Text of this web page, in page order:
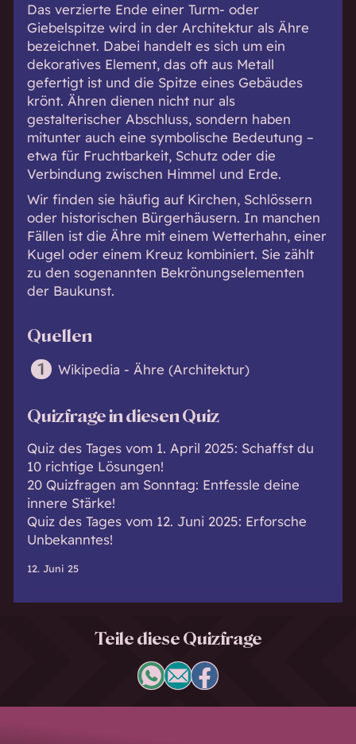
Das verzierte Ende einer Turm- oder
Giebelspitze wird in der Architektur als Ähre
bezeichnet. Dabei handelt es sich um ein
dekoratives Element, das oft aus Metall
gefertigt ist und die Spitze eines Gebäudes
krönt. Ähren dienen nicht nur als
gestalterischer Abschluss, sondern haben
mitunter auch eine symbolische Bedeutung –
etwa für Fruchtbarkeit, Schutz oder die
Verbindung zwischen Himmel und Erde.
Wir finden sie häufig auf Kirchen, Schlössern
oder historischen Bürgerhäusern. In manchen
Fällen ist die Ähre mit einem Wetterhahn, einer
Kugel oder einem Kreuz kombiniert. Sie zählt
zu den sogenannten Bekrönungselementen
der Baukunst.
Quellen
Wikipedia - Ähre (Architektur)
Quizfrage in diesen Quiz
Quiz des Tages vom 1. April 2025: Schaffst du
10 richtige Lösungen!
20 Quizfragen am Sonntag: Entfessle deine
innere Stärke!
Quiz des Tages vom 12. Juni 2025: Erforsche
Unbekanntes!
12. Juni 25
Teile diese Quizfrage